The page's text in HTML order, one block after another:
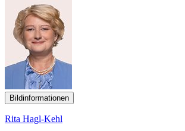
Bildinformationen
Rita Hagl-Kehl